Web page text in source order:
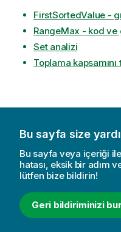
FirstSortedValue -
RangeMax - kod
Set analizi
Toplama kapsamını
Bu sayfa size
Bu sayfa veya içeriği
hatası, eksik bir adım
lütfen bize bildirin!
Geri bildiriminizi